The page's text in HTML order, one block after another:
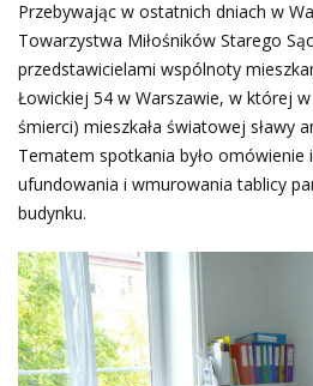
Przebywając w ostatnich dniach w
Towarzystwa Miłośników Starego
przedstawicielami wspólnoty
Łowickiej 54 w Warszawie, w której
śmierci) mieszkała światowej sławy
Tematem spotkania było
ufundowania i wmurowania tablicy
budynku.